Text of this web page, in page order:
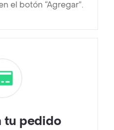
el botón “Agregar”.
tu pedido